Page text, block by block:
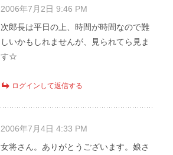
2006年7月2日 9:46 PM
次郎長は平日の上、時間が時間なので難
しいかもしれませんが、見られてら見ま
す☆
ログインして返信する
2006年7月4日 4:33 PM
女将さん。ありがとうございます。娘さ